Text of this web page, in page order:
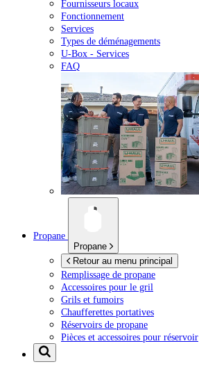
Fournisseurs locaux
Fonctionnement
Services
Types de déménagements
U-Box - Services
FAQ
Propane
Propane
Retour au menu principal
Remplissage de propane
Accessoires pour le gril
Grils et fumoirs
Chaufferettes portatives
Réservoirs de propane
Pièces et accessoires pour réservoir